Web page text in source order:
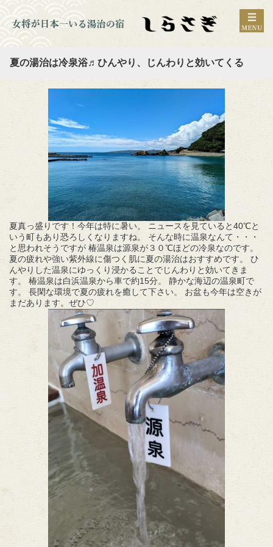
夏の湯治は冷泉浴♬ひんやり、じんわりと効いてくる
夏真っ盛りです！今年は特に暑い。 ニュースを見ていると40℃と
いう町もあり恐ろしくなりますね。 そんな時に温泉なんて・・・
と思われそうですが 椿温泉は源泉が３０℃ほどの冷泉なのです。
夏の疲れや強い紫外線に傷つく肌に夏の湯治はおすすめです。 ひ
んやりした温泉にゆっくり浸かることでじんわりと効いてきま
す。 椿温泉は白浜温泉から車で約15分。 静かな海辺の温泉町で
す。 長閑な環境で夏の疲れを癒して下さい。 お盆も今年は空きが
まだあります。ぜひ♡